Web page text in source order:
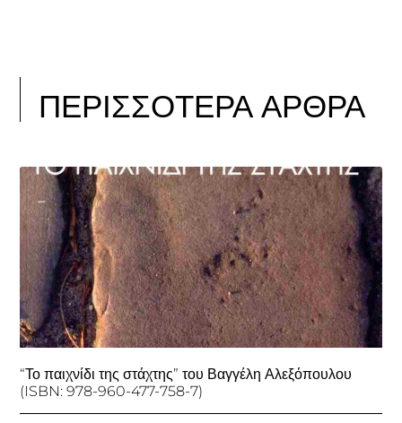
ΠΕΡΙΣΣΟΤΕΡΑ ΑΡΘΡΑ
“Το παιχνίδι της στάχτης” του Βαγγέλη Αλεξόπουλου
(ISBN: 978-960-477-758-7)